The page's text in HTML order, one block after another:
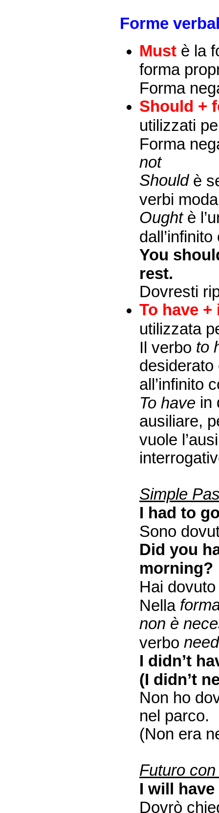
Forme
Must è la
forma
Forma
Should +
utilizzati
Forma
not
Shouldè
verbi
Ought è
You
rest.
Dovresti
To have
utilizzata
Il verbo to
all’infinito
To have in
ausiliare,
vuole
Simple
I had to
Sono
Did you
morning?
Hai
Nella
non è
verbo need
I didn’t
(I didn’t
Non ho
nel parco.
(Non era
Futuro
I will
Dovrò